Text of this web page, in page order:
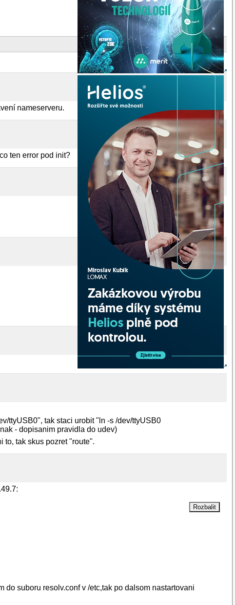
nameserveru.
ten error pod init?
ttyUSB0", tak staci urobit "ln -s /dev/ttyUSB0
- dopisanim pravidla do udev)
to, tak skus pozret "route".
suboru resolv.conf v /etc,tak po dalsom nastartovani